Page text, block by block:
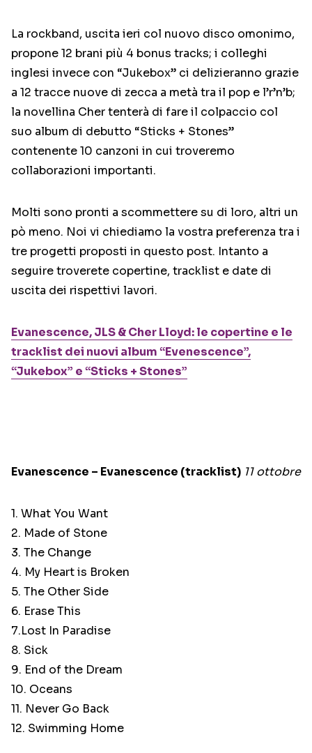
La rockband, uscita ieri col nuovo disco omonimo,
propone 12 brani più 4 bonus tracks; i colleghi
inglesi invece con “Jukebox” ci delizieranno grazie
a 12 tracce nuove di zecca a metà tra il pop e l’r’n’b;
la novellina Cher tenterà di fare il colpaccio col
suo album di debutto “Sticks + Stones”
contenente 10 canzoni in cui troveremo
collaborazioni importanti.
Molti sono pronti a scommettere su di loro, altri un
pò meno. Noi vi chiediamo la vostra preferenza tra i
tre progetti proposti in questo post. Intanto a
seguire troverete copertine, tracklist e date di
uscita dei rispettivi lavori.
Evanescence, JLS & Cher Lloyd: le copertine e le
tracklist dei nuovi album “Evenescence”,
“Jukebox” e “Sticks + Stones”
Evanescence – Evanescence (tracklist) 11 ottobre
1. What You Want
2. Made of Stone
3. The Change
4. My Heart is Broken
5. The Other Side
6. Erase This
7.Lost In Paradise
8. Sick
9. End of the Dream
10. Oceans
11. Never Go Back
12. Swimming Home